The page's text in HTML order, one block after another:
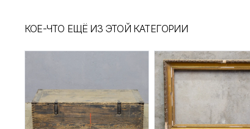
КОЕ-ЧТО ЕЩЁ ИЗ ЭТОЙ КАТЕГОРИИ